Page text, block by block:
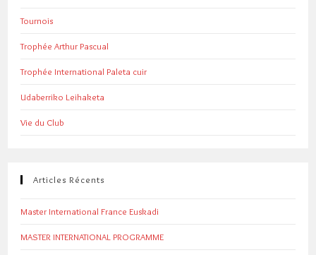
Tournois
Trophée Arthur Pascual
Trophée International Paleta cuir
Udaberriko Leihaketa
Vie du Club
Articles Récents
Master International France Euskadi
MASTER INTERNATIONAL PROGRAMME